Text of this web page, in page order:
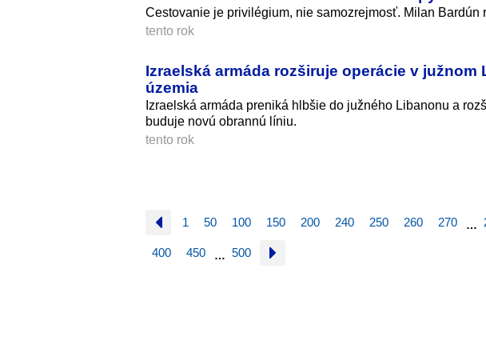
Cestovanie je privilégium, nie samozrejmosť. Milan
tento rok
Izraelská armáda rozširuje operácie v
územia
Izraelská armáda preniká hlbšie do južného Libanonu a
buduje novú obrannú líniu.
tento rok
1 50 100 150 200 240 250 260 270 …
400 450 … 500